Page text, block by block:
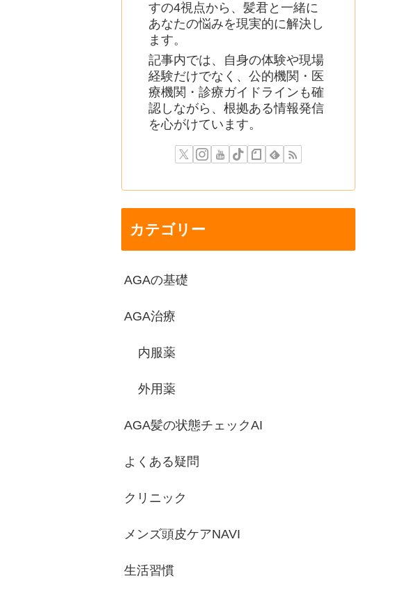
すの4視点から、髪君と一緒に
あなたの悩みを現実的に解決し
ます。
記事内では、自身の体験や現場
経験だけでなく、公的機関・医
療機関・診療ガイドラインも確
認しながら、根拠ある情報発信
を心がけています。
カテゴリー
AGAの基礎
AGA治療
内服薬
外用薬
AGA髪の状態チェックAI
よくある疑問
クリニック
メンズ頭皮ケアNAVI
生活習慣